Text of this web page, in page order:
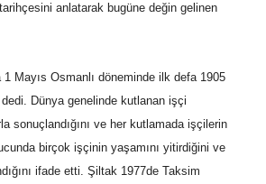
anlatarak bugüne değin gelinen
1 Mayıs Osmanlı döneminde ilk defa 1905
dedi. Dünya genelinde kutlanan işçi
sonuçlandığını ve her kutlamada işçilerin
birçok işçinin yaşamını yitirdiğini ve
ifade etti. Şiltak 1977de Taksim